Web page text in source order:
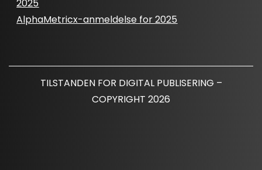
2025
AlphaMetricx-anmeldelse for 2025
TILSTANDEN FOR DIGITAL PUBLISERING –
COPYRIGHT 2026